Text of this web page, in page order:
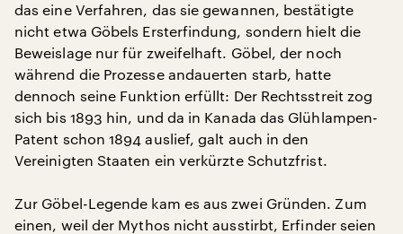
das eine Verfahren, das sie gewannen, bestätigte
nicht etwa Göbels Ersterfindung, sondern hielt die
Beweislage nur für zweifelhaft. Göbel, der noch
während die Prozesse andauerten starb, hatte
dennoch seine Funktion erfüllt: Der Rechtsstreit zog
sich bis 1893 hin, und da in Kanada das Glühlampen-
Patent schon 1894 auslief, galt auch in den
Vereinigten Staaten ein verkürzte Schutzfrist.
Zur Göbel-Legende kam es aus zwei Gründen. Zum
einen, weil der Mythos nicht ausstirbt, Erfinder seien